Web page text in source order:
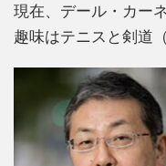
現在、デール・カー
趣味はテニスと剣道（